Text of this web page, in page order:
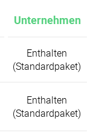
Unternehmen
Enthalten
(Standardpaket)
Enthalten
(Standardpaket)